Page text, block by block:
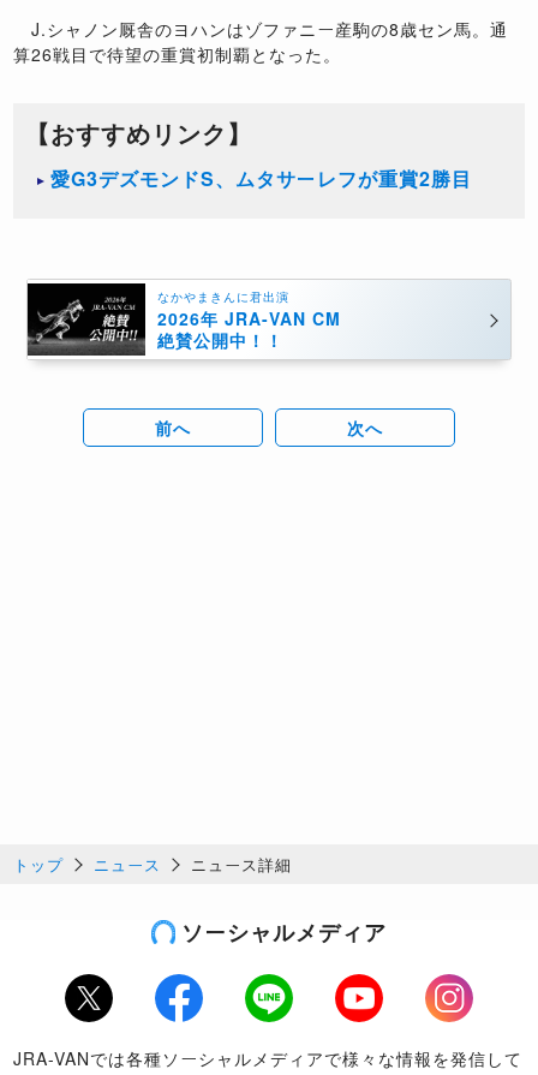
J.シャノン厩舎のヨハンはゾファニー産駒の8歳セン馬。通
算26戦目で待望の重賞初制覇となった。
【おすすめリンク】
愛G3デズモンドS、ムタサーレフが重賞2勝目
なかやまきんに君出演
2026年 JRA-VAN CM
絶賛公開中！！
前へ 次へ
トップ ニュース ニュース詳細
ソーシャルメディア
Twitter Facebook LINE Youtube
Instagram
JRA-VANでは各種ソーシャルメディアで様々な情報を発信して